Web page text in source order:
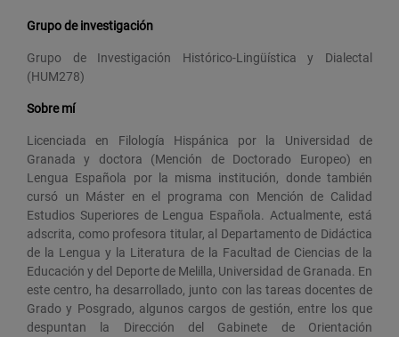
Grupo de investigación
Grupo de Investigación Histórico-Lingüística y Dialectal
(HUM278)
Sobre mí
Licenciada en Filología Hispánica por la Universidad de
Granada y doctora (Mención de Doctorado Europeo) en
Lengua Española por la misma institución, donde también
cursó un Máster en el programa con Mención de Calidad
Estudios Superiores de Lengua Española. Actualmente, está
adscrita, como profesora titular, al Departamento de Didáctica
de la Lengua y la Literatura de la Facultad de Ciencias de la
Educación y del Deporte de Melilla, Universidad de Granada. En
este centro, ha desarrollado, junto con las tareas docentes de
Grado y Posgrado, algunos cargos de gestión, entre los que
despuntan la Dirección del Gabinete de Orientación